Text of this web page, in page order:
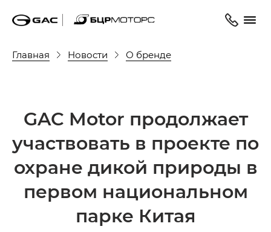
Главная Новости О бренде
GAC Motor продолжает
участвовать в проекте по
охране дикой природы в
первом национальном
парке Китая